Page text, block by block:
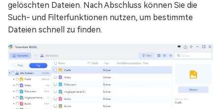
gelöschten Dateien. Nach Abschluss können Sie die
Such- und Filterfunktionen nutzen, um bestimmte
Dateien schnell zu finden.